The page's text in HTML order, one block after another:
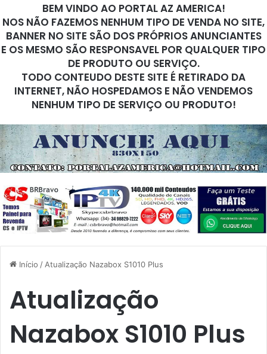
BEM VINDO AO PORTAL AZ AMERICA!
NOS NÃO FAZEMOS NENHUM TIPO DE VENDA NO SITE,
BANNER NO SITE SÃO DOS PRÓPRIOS ANUNCIANTES
E OS MESMO SÃO RESPONSAVEL POR QUALQUER TIPO
DE PRODUTO OU SERVIÇO.
TODO CONTEUDO DESTE SITE É RETIRADO DA
INTERNET, NÃO HOSPEDAMOS E NÃO VENDEMOS
NENHUM TIPO DE SERVIÇO OU PRODUTO!
Início / Atualização Nazabox S1010 Plus
Atualização
Nazabox S1010 Plus